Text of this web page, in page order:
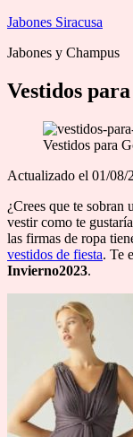
Saltar
contenido
Jabones Siracusa
Jabones y Champus
Vestidos
Vestidos para
Actualizado el 01/08/
¿Crees que te sobran
vestir como te
las firmas de ropa
vestidos de fiesta. Te
Invierno2023.